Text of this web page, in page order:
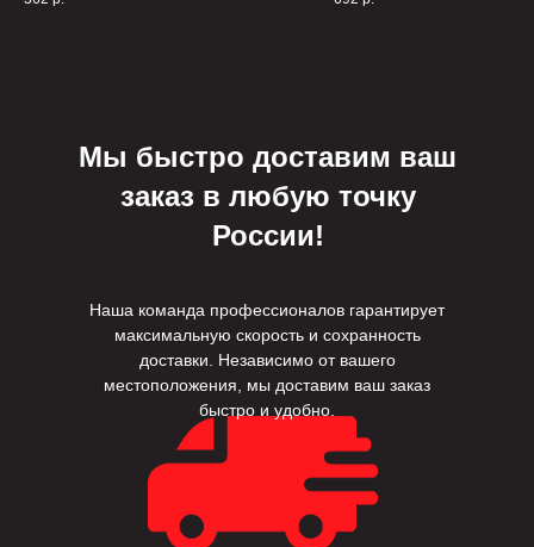
помощник в уходе за вашим автомобилем
Мы быстро доставим ваш
заказ в любую точку
России!
Наша команда профессионалов гарантирует
максимальную скорость и сохранность
доставки. Независимо от вашего
местоположения, мы доставим ваш заказ
быстро и удобно.